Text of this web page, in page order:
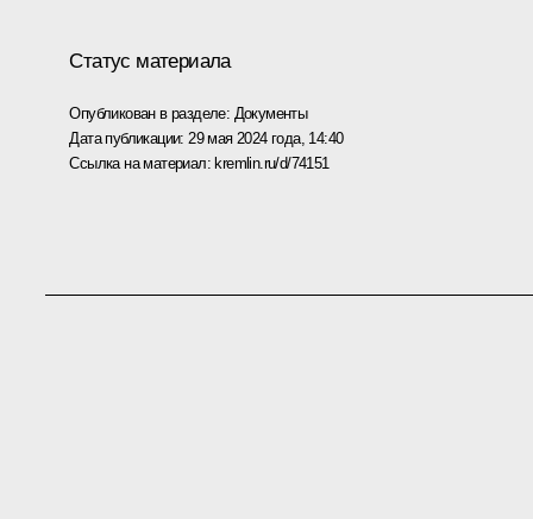
Статус материала
Опубликован в разделе: Документы
Дата публикации: 29 мая 2024 года, 14:40
Ссылка на материал: kremlin.ru/d/74151